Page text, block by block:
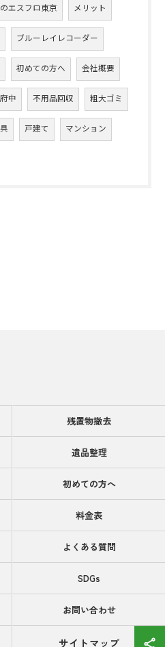
エスフロ東京 メリット
ブルーレイレコーダー
初めての方へ 会社概要
府中 不用品回収 粗大ゴミ
戸建て マンション
残置物撤去
遺品整理
初めての方へ
料金表
よくある質問
SDGs
お問い合わせ
サイトマップ